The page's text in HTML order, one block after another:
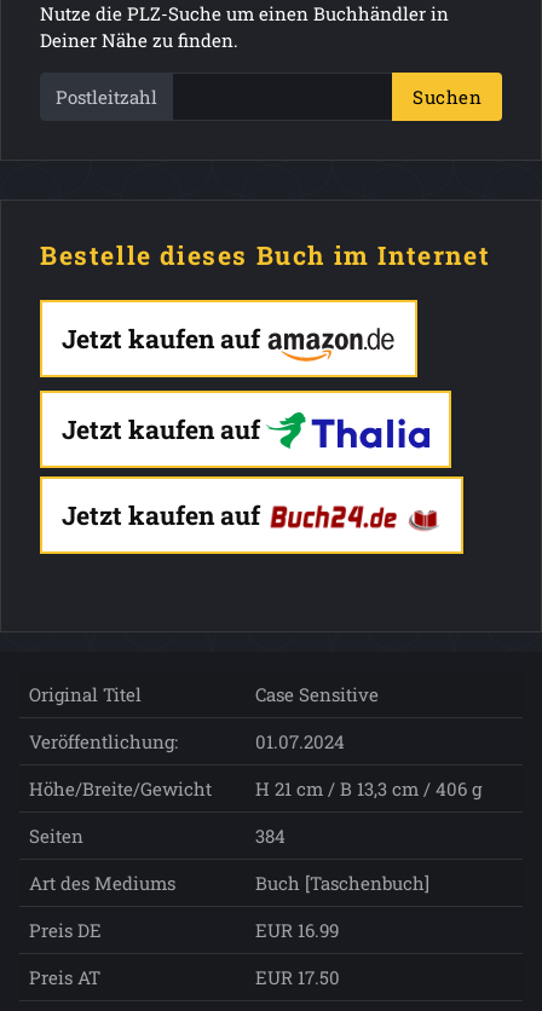
Nutze die PLZ-Suche um einen Buchhändler in
Deiner Nähe zu finden.
Postleitzahl Suchen
Bestelle dieses Buch im Internet
Jetzt kaufen auf
Jetzt kaufen auf
Jetzt kaufen auf
Original Titel
Case Sensitive
Veröffentlichung:
01.07.2024
Höhe/Breite/Gewicht
H 21 cm / B 13,3 cm / 406 g
Seiten
384
Art des Mediums
Buch [Taschenbuch]
Preis DE
EUR 16.99
Preis AT
EUR 17.50